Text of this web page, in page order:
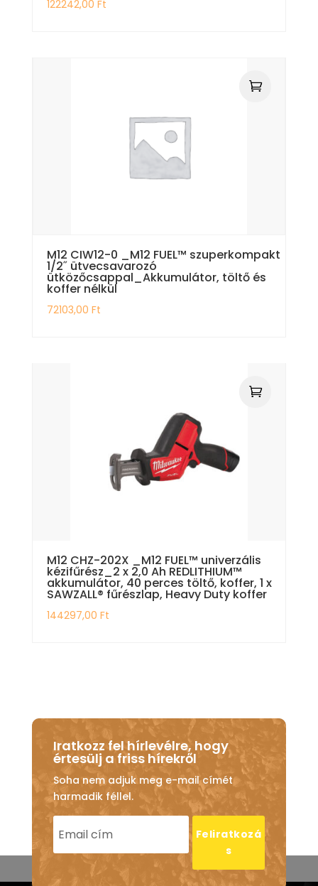
122242,00 Ft
M12 CIW12-0 _M12 FUEL™ szuperkompakt
1/2˝ ütvecsavarozó
ütközőcsappal_Akkumulátor, töltő és
koffer nélkül
72103,00 Ft
M12 CHZ-202X _M12 FUEL™ univerzális
kézifűrész_2 x 2,0 Ah REDLITHIUM™
akkumulátor, 40 perces töltő, koffer, 1 x
SAWZALL® fűrészlap, Heavy Duty koffer
144297,00 Ft
Iratkozz fel hírlevélre, hogy
értesülj a friss hírekről
Soha nem adjuk meg e-mail címét
harmadik féllel.
Feliratkozá
s